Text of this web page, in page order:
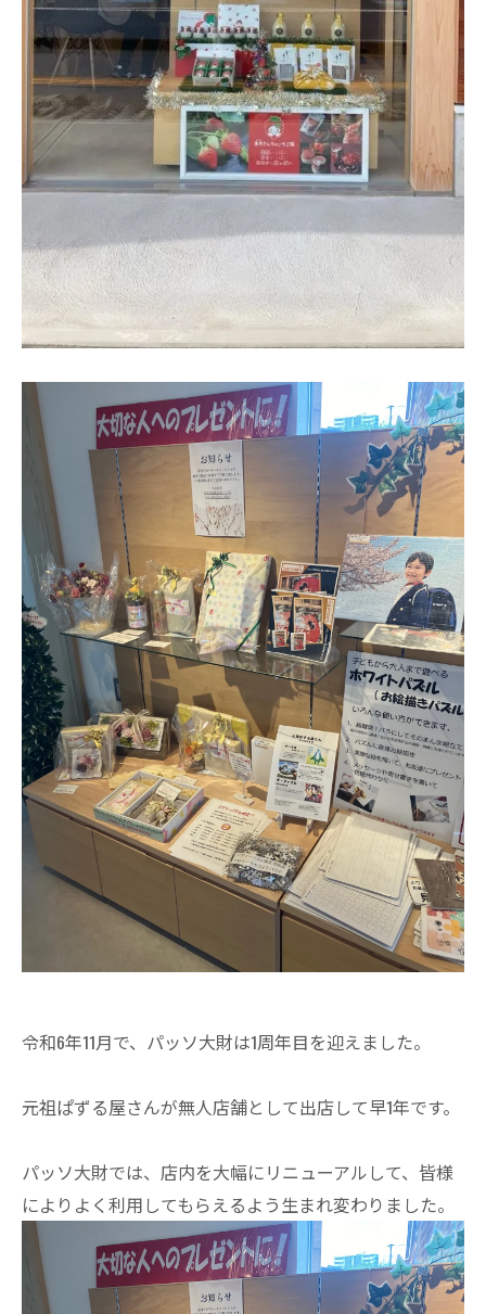
令和6年11月で、パッソ大財は1周年目を迎えました。
元祖ぱずる屋さんが無人店舗として出店して早1年です。
パッソ大財では、店内を大幅にリニューアルして、皆様
によりよく利用してもらえるよう生まれ変わりました。